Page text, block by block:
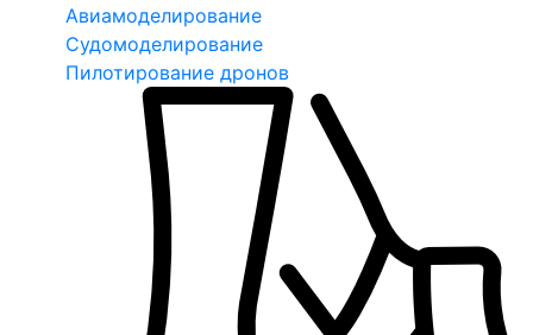
Авиамоделирование
Судомоделирование
Пилотирование дронов